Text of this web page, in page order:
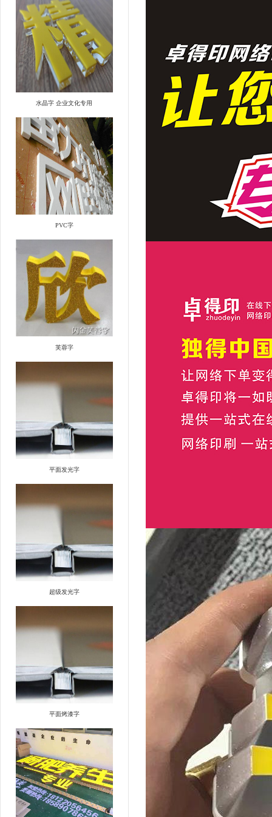
水晶字 企业文化专用
PVC字
芙蓉字
平面发光字
超级发光字
平面烤漆字